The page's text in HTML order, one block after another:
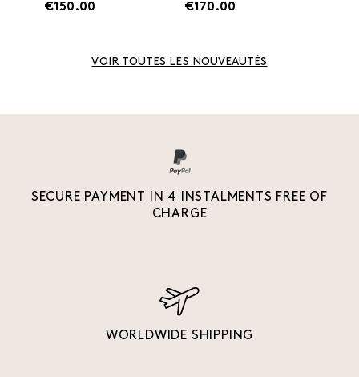
€150.00 €170.00
VOIR TOUTES LES NOUVEAUTÉS
SECURE PAYMENT IN 4 INSTALMENTS FREE OF
CHARGE
WORLDWIDE SHIPPING